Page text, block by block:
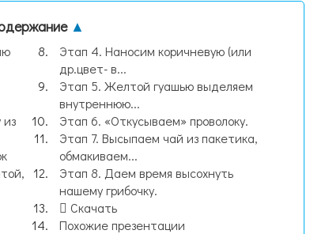
▲
из
Этап 4. Наносим коричневую (или
др.цвет- в...
Этап 5. Желтой гуашью выделяем
внутреннюю...
Этап 6. «Откусываем» проволоку.
Этап 7. Высыпаем чай из пакетика,
обмакиваем...
Этап 8. Даем время высохнуть
нашему грибочку.
Скачать
Похожие презентации